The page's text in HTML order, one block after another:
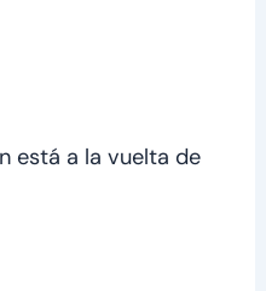
está a la vuelta de